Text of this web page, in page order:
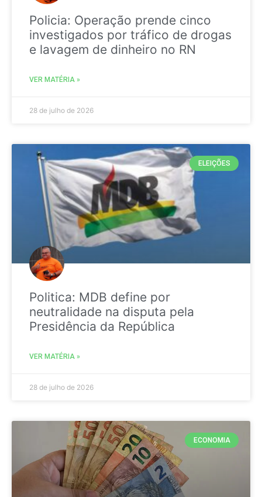
Policia: Operação prende cinco
investigados por tráfico de drogas
e lavagem de dinheiro no RN
VER MATÉRIA »
28 de julho de 2026
ELEIÇÕES
Politica: MDB define por
neutralidade na disputa pela
Presidência da República
VER MATÉRIA »
28 de julho de 2026
ECONOMIA